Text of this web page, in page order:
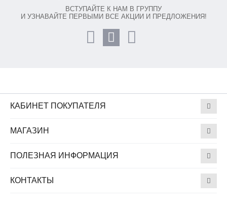
ВСТУПАЙТЕ К НАМ В ГРУППУ
И УЗНАВАЙТЕ ПЕРВЫМИ ВСЕ АКЦИИ И ПРЕДЛОЖЕНИЯ!
КАБИНЕТ ПОКУПАТЕЛЯ
МАГАЗИН
ПОЛЕЗНАЯ ИНФОРМАЦИЯ
КОНТАКТЫ